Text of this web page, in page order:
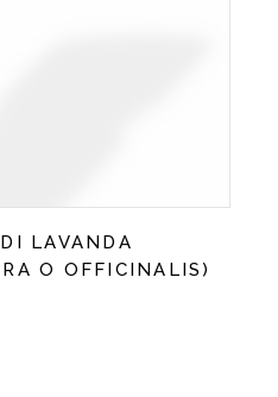
LAVANDA
O OFFICINALIS)